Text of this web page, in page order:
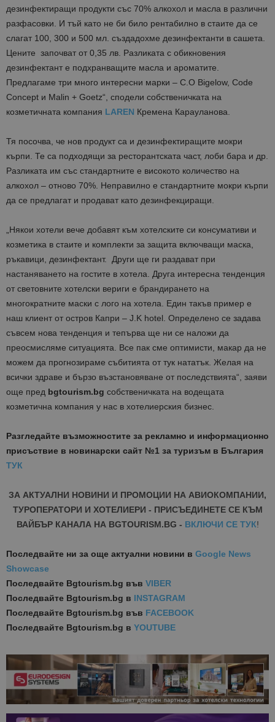
дезинфектиращи продукти със 70% алкохол и масла в различни
разфасовки. И тъй като не би било рентабилно в стаите да се
слагат 100, 300 и 500 мл. създадохме дезинфектанти в сашета.
Цените започват от 0,35 лв. Разликата с обикновения
дезинфектант е подхранващите масла и ароматите.
Предлагаме три много интересни марки – C.O Bigelow, Code
Concept и Malin + Goetz“, сподели собственичката на
козметичната компания LAREN Кремена Карауланова.
Тя посочва, че нов продукт са и дезинфектиращите мокри
кърпи. Те са подходящи за ресторантската част, лоби бара и др.
Разликата им със стандартните е високото количество на
алкохол – отново 70%. Неправилно е стандартните мокри кърпи
да се предлагат и продават като дезинфекциращи.
„Някои хотели вече добавят към хотелските си консумативи и
козметика в стаите и комплекти за защита включващи маска,
ръкавици, дезинфектант. Други ще ги раздават при
настаняването на гостите в хотела. Друга интересна тенденция
от световните хотелски вериги е брандирането на
многократните маски с лого на хотела. Един такъв пример е
наш клиент от остров Капри – J.K hotel. Определено се задава
съвсем нова тенденция и тепърва ще ни се наложи да
преосмисляме ситуацията. Все пак сме оптимисти, макар да не
можем да прогнозираме събитията от тук нататък. Желая на
всички здраве и бързо възстановяване от последствията“, заяви
още пред bgtourism.bg собственичката на водещата
козметична компания у нас в хотелиерския бизнес.
Разгледайте възможностите за рекламно и информационно
присъствие в новинарски сайт №1 за туризъм в България
ТУК
ЗА АКТУАЛНИ НОВИНИ И ПРОМОЦИИ НА АВИОКОМПАНИИ,
ТУРОПЕРАТОРИ И ХОТЕЛИЕРИ - ПРИСЪЕДИНЕТЕ СЕ КЪМ
ВАЙБЪР КАНАЛА НА BGTOURISM.BG - ВКЛЮЧИ СЕ ТУК!
Последвайте ни за още актуални новини в Google News
Showcase
Последвайте Bgtourism.bg във VIBER
Последвайте Bgtourism.bg в INSTAGRAM
Последвайте Bgtourism.bg във FACEBOOK
Последвайте Bgtourism.bg в YOUTUBE